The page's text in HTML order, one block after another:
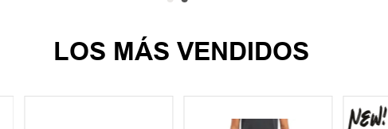
LOS MÁS VENDIDOS